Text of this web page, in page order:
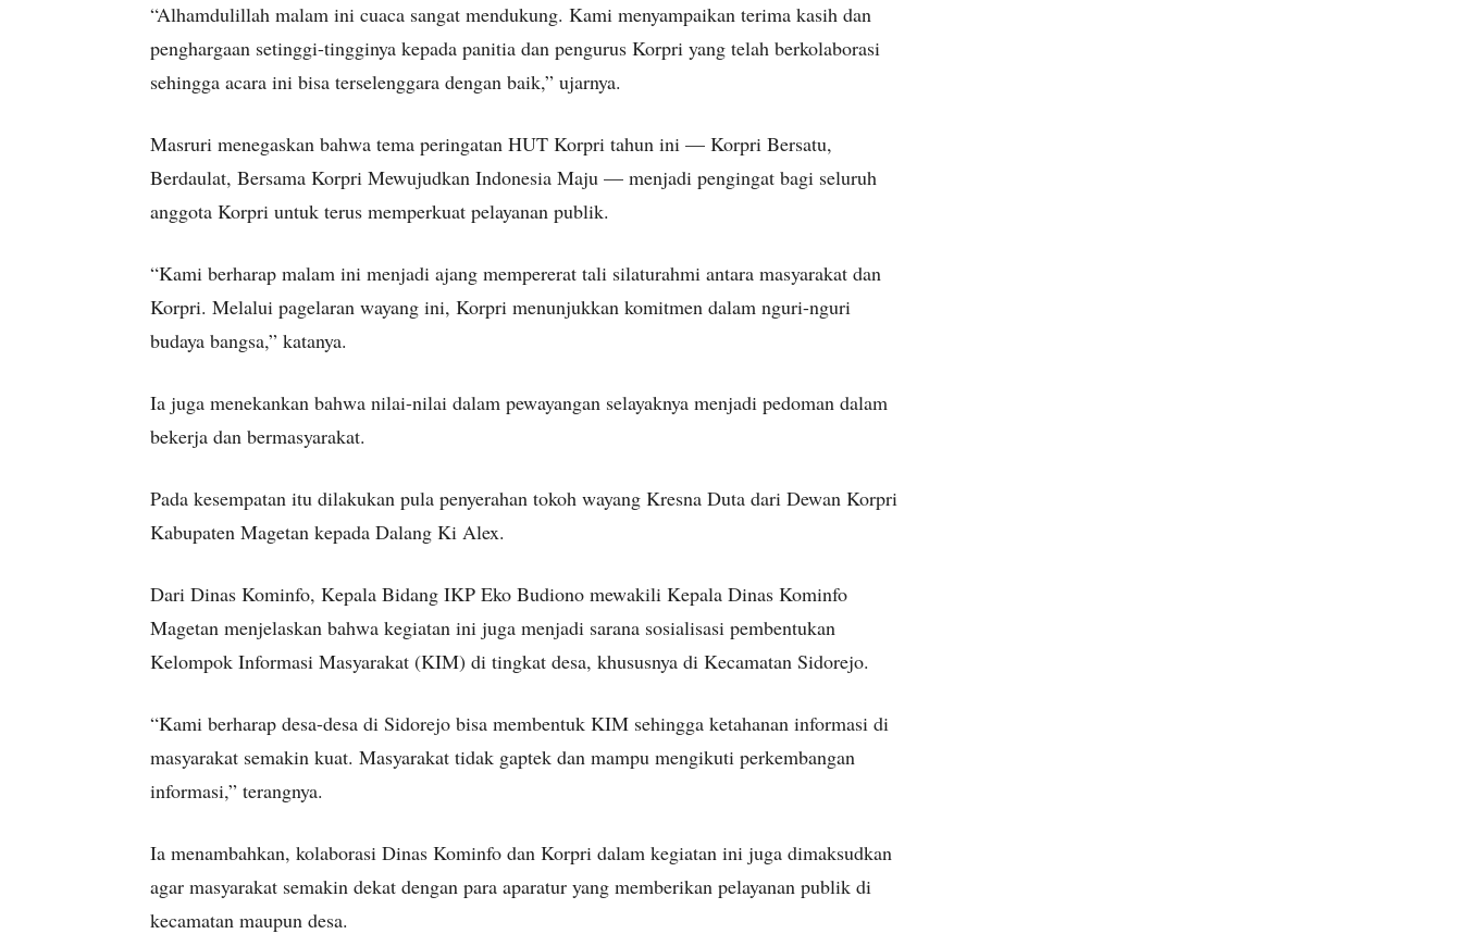
“Alhamdulillah malam ini cuaca sangat mendukung. Kami menyampaikan terima kasih dan
penghargaan setinggi-tingginya kepada panitia dan pengurus Korpri yang telah berkolaborasi
sehingga acara ini bisa terselenggara dengan baik,” ujarnya.
Masruri menegaskan bahwa tema peringatan HUT Korpri tahun ini — Korpri Bersatu,
Berdaulat, Bersama Korpri Mewujudkan Indonesia Maju — menjadi pengingat bagi seluruh
anggota Korpri untuk terus memperkuat pelayanan publik.
“Kami berharap malam ini menjadi ajang mempererat tali silaturahmi antara masyarakat dan
Korpri. Melalui pagelaran wayang ini, Korpri menunjukkan komitmen dalam nguri-nguri
budaya bangsa,” katanya.
Ia juga menekankan bahwa nilai-nilai dalam pewayangan selayaknya menjadi pedoman dalam
bekerja dan bermasyarakat.
Pada kesempatan itu dilakukan pula penyerahan tokoh wayang Kresna Duta dari Dewan Korpri
Kabupaten Magetan kepada Dalang Ki Alex.
Dari Dinas Kominfo, Kepala Bidang IKP Eko Budiono mewakili Kepala Dinas Kominfo
Magetan menjelaskan bahwa kegiatan ini juga menjadi sarana sosialisasi pembentukan
Kelompok Informasi Masyarakat (KIM) di tingkat desa, khususnya di Kecamatan Sidorejo.
“Kami berharap desa-desa di Sidorejo bisa membentuk KIM sehingga ketahanan informasi di
masyarakat semakin kuat. Masyarakat tidak gaptek dan mampu mengikuti perkembangan
informasi,” terangnya.
Ia menambahkan, kolaborasi Dinas Kominfo dan Korpri dalam kegiatan ini juga dimaksudkan
agar masyarakat semakin dekat dengan para aparatur yang memberikan pelayanan publik di
kecamatan maupun desa.